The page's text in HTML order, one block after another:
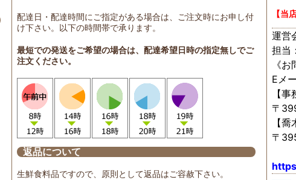
配達日・配達時間にご指定がある場合は、ご注文時にお申し付
け下さい。以下の時間帯で承ります。
最短での発送をご希望の場合は、配達希望日時の指定無しでご
注文ください。
返品について
生鮮食料品ですので、原則として返品はご容赦下さい。
【当
運営
担当
《
Eメ
【
〒
【喬
〒